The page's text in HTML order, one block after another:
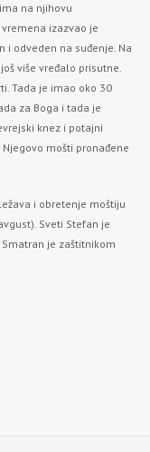
na njihovu
izazvao je
i odveden na suđenje. Na
više vređalo prisutne.
Tada je imao oko 30
za Boga i tada je
knez i potajni
mošti pronađene
i obretenje moštiju
Sveti Stefan je
je zaštitnikom